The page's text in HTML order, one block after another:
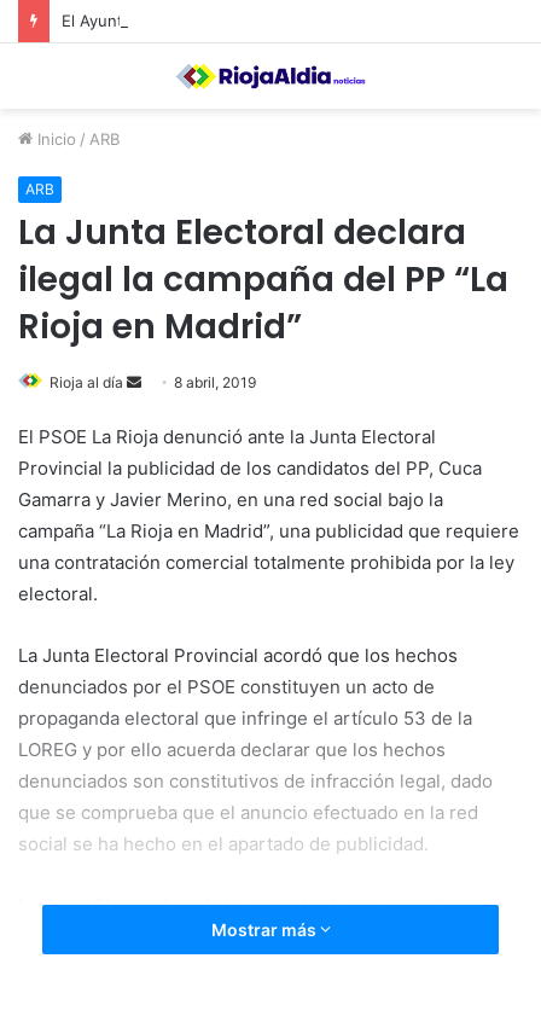
Inicio / ARB
ARB
La Junta Electoral declara
ilegal la campaña del PP “La
Rioja en Madrid”
Rioja al día
n
d
a
n
e
8 abril, 2019
El PSOE La Rioja denunció ante la Junta Electoral
Provincial la publicidad de los candidatos del PP, Cuca
Gamarra y Javier Merino, en una red social bajo la
campaña “La Rioja en Madrid”, una publicidad que requiere
una contratación comercial totalmente prohibida por la ley
electoral.
La Junta Electoral Provincial acordó que los hechos
denunciados por el PSOE constituyen un acto de
propaganda electoral que infringe el artículo 53 de la
LOREG y por ello acuerda declarar que los hechos
denunciados son constitutivos de infracción legal, dado
que se comprueba que el anuncio efectuado en la red
social se ha hecho en el apartado de publicidad.
La Junta Electoral también acuerda el cese inmediato de
las actuaciones constitutivas de la infracción legal.
Mostrar más